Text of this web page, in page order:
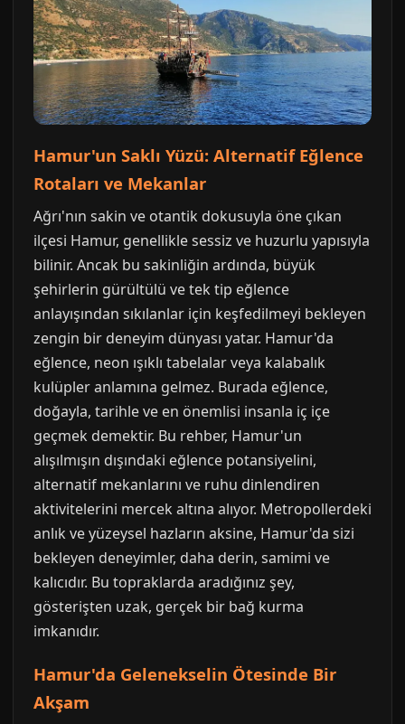
Hamur'un Saklı Yüzü: Alternatif Eğlence
Rotaları ve Mekanlar
Ağrı'nın sakin ve otantik dokusuyla öne çıkan
ilçesi Hamur, genellikle sessiz ve huzurlu yapısıyla
bilinir. Ancak bu sakinliğin ardında, büyük
şehirlerin gürültülü ve tek tip eğlence
anlayışından sıkılanlar için keşfedilmeyi bekleyen
zengin bir deneyim dünyası yatar. Hamur'da
eğlence, neon ışıklı tabelalar veya kalabalık
kulüpler anlamına gelmez. Burada eğlence,
doğayla, tarihle ve en önemlisi insanla iç içe
geçmek demektir. Bu rehber, Hamur'un
alışılmışın dışındaki eğlence potansiyelini,
alternatif mekanlarını ve ruhu dinlendiren
aktivitelerini mercek altına alıyor. Metropollerdeki
anlık ve yüzeysel hazların aksine, Hamur'da sizi
bekleyen deneyimler, daha derin, samimi ve
kalıcıdır. Bu topraklarda aradığınız şey,
gösterişten uzak, gerçek bir bağ kurma
imkanıdır.
Hamur'da Gelenekselin Ötesinde Bir
Akşam